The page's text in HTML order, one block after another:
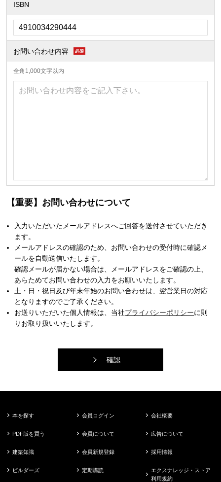
ISBN
お問い合わせ内容
全角1,000文字以内
【重要】お問い合わせについて
入力いただいたメールアドレスへご回答を送付させていただき
ます。
メールアドレスの確認のため、お問い合わせの受付時に確認メ
ールを自動送信いたします。
確認メールが届かない場合は、メールアドレスをご確認の上、
あらためてお問い合わせの入力をお願いいたします。
土・日・祝日及び年末年始のお問い合わせは、翌営業日の対応
となりますのでご了承ください。
お送りいただいた個人情報は、当社プライバシーポリシーに則
りお取り扱いいたします。
確認
本を探す
PDF版を買う
建築知識
ビルダーズ
会員ログイン
会員について
会員新規登録
定期購読
会社概要
広告について
採用情報
エクスナレッジ・ストア
利用規約